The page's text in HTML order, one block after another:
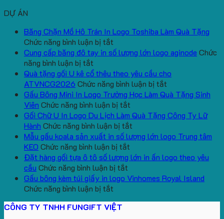
DỰ ÁN
Băng Chặn Mồ Hô Trán In Logo Toshiba Làm Quà Tặng
Chức năng bình luận bị tắt
Băng
Mồ
Hô
Trán
In
Logo
Toshiba
Làm
Quà
Tặng
Cung cấp băng đô tay in số lượng lớn logo aginode Chức
năng bình luận bị tắt
Cung
cấp
băng
đô
tay
in
số
lượng
lớn
logo
aginode
Quà tặng gối U kê cổ thêu theo yêu cầu cho
ATVNCG2026 Chức năng bình luận bị tắt
Quà
gối
kê
thêu
yêu
Gấu Bông Mini In Logo Trường Học Làm Quà Tặng Sinh
Viên Chức năng bình luận bị tắt
Gấu
Bông
Mini
Logo
Học
Gối Chữ U In Logo Du Lịch Làm Quà Tặng Công Ty Lữ
Hành Chức năng bình luận bị tắt
Gối
U
Logo
Mẫu gấu koala sản xuất in số lượng lớn logo Trung tâm
KEO Chức năng bình luận bị tắt
Mẫu
koala
Đặt hàng gối tựa ô tô số lượng lớn in ấn logo theo yêu
cầu Chức năng bình luận bị tắt
Đặt
Gấu bông kèm túi giấy in logo Vinhomes Royal Island
Chức năng bình luận bị tắt
bông
CÔNG TY TNHH FUNGIFT VIỆT